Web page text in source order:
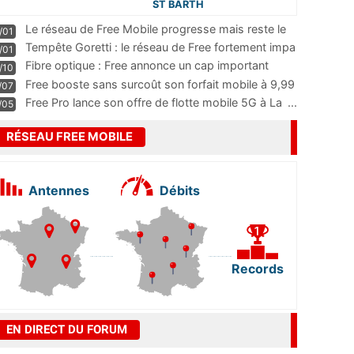
ST BARTH
Le réseau de Free Mobile progresse mais reste le
m
...
Tempête Goretti : le réseau de Free fortement impa
Fibre optique : Free annonce un cap important
pass
...
Free booste sans surcoût son forfait mobile à 9,99
Free Pro lance son offre de flotte mobile 5G à La ...
RÉSEAU FREE MOBILE
Antennes Débits
Records
EN DIRECT DU FORUM